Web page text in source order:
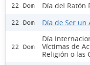
22 Dom Día del Ratón
22 Dom Día de Ser un
22 Dom
Día
Víctimas de
Religión o las